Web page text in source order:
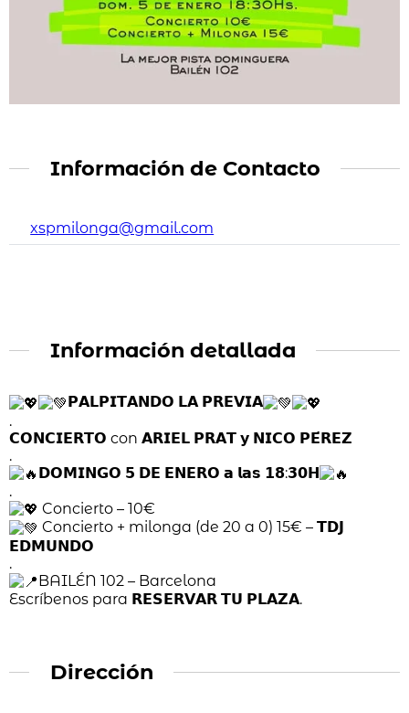
Información de Contacto
xspmilonga@gmail.com
Información detallada
𝗣𝗔𝗟𝗣𝗜𝗧𝗔𝗡𝗗𝗢 𝗟𝗔 𝗣𝗥𝗘𝗩𝗜𝗔
.⁣⁣⁣⁣⁣⁣⁣⁣⁣⁣⁣
𝗖𝗢𝗡𝗖𝗜𝗘𝗥𝗧𝗢 con 𝗔𝗥𝗜𝗘𝗟 𝗣𝗥𝗔𝗧 𝘆 𝗡𝗜𝗖𝗢 𝗣𝗘́𝗥𝗘𝗭⁣
.⁣⁣⁣⁣⁣⁣⁣⁣⁣
𝗗𝗢𝗠𝗜𝗡𝗚𝗢 𝟱 𝗗𝗘 𝗘𝗡𝗘𝗥𝗢 𝗮 𝗹𝗮𝘀 𝟭𝟴:𝟯𝟬𝗛
.⁣⁣⁣⁣⁣⁣⁣⁣⁣⁣⁣
Concierto – 10€⁣⁣⁣⁣⁣⁣⁣⁣
Concierto + milonga (de 20 a 0) 15€⁣ – 𝗧𝗗𝗝
𝗘𝗗𝗠𝗨𝗡𝗗𝗢⁣
.⁣⁣⁣⁣⁣⁣⁣⁣⁣⁣⁣
BAILÉN 102 – Barcelona⁣⁣⁣⁣⁣⁣⁣⁣⁣⁣⁣
Escríbenos para 𝗥𝗘𝗦𝗘𝗥𝗩𝗔𝗥 𝗧𝗨 𝗣𝗟𝗔𝗭𝗔. ⁣⁣⁣⁣⁣⁣
Dirección